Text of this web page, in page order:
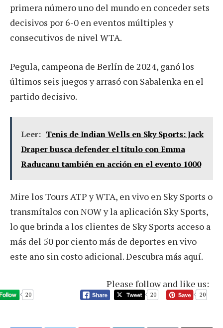
primera número uno del mundo en conceder sets
decisivos por 6-0 en eventos múltiples y
consecutivos de nivel WTA.
Pegula, campeona de Berlín de 2024, ganó los
últimos seis juegos y arrasó con Sabalenka en el
partido decisivo.
Leer: Tenis de Indian Wells en Sky Sports: Jack
Draper busca defender el título con Emma
Raducanu también en acción en el evento 1000
Mire los Tours ATP y WTA, en vivo en Sky Sports o
transmítalos con NOW y la aplicación Sky Sports,
lo que brinda a los clientes de Sky Sports acceso a
más del 50 por ciento más de deportes en vivo
este año sin costo adicional. Descubra más aquí.
Please follow and like us:
20 20 20